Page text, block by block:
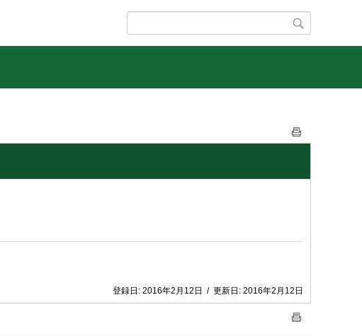
登録日: 2016年2月12日 / 更新日: 2016年2月12日